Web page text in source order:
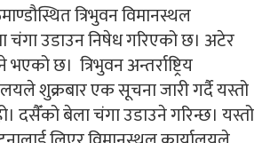
त्रिभुवन विमानस्थल
चंगा उडाउन निषेध गरिएको छ। अटेर
छ। त्रिभुवन अन्तर्राष्ट्रिय
शुक्रबार एक सूचना जारी गर्दै यस्तो
दसैँको बेला चंगा उडाउने गरिन्छ। यस्तो